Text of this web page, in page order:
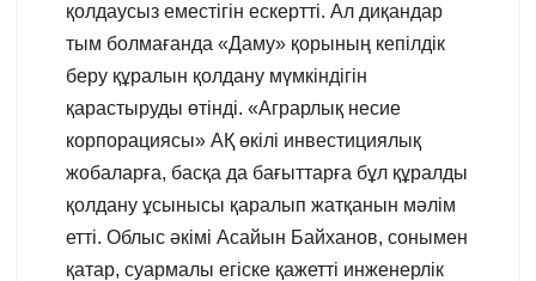
қолдаусыз еместігін ескертті. Ал диқандар
тым болмағанда «Даму» қорының кепілдік
беру құралын қолдану мүмкіндігін
қарастыруды өтінді. «Аграрлық несие
корпорациясы» АҚ өкілі инвестициялық
жобаларға, басқа да бағыттарға бұл құралды
қолдану ұсынысы қаралып жатқанын мәлім
етті. Облыс әкімі Асайын Байханов, сонымен
қатар, суармалы егіске қажетті инженерлік